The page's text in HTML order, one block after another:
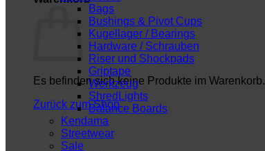
Es befinden sich keine Produkte im Warenkorb.
Zurück zum Shop
Bags
Bushings & Pivot Cups
Kugellager / Bearings
Hardware / Schrauben
Riser und Shockpads
Griptape
Werkzeug
ShredLights
Balance Boards
Kendama
Streetwear
Sale